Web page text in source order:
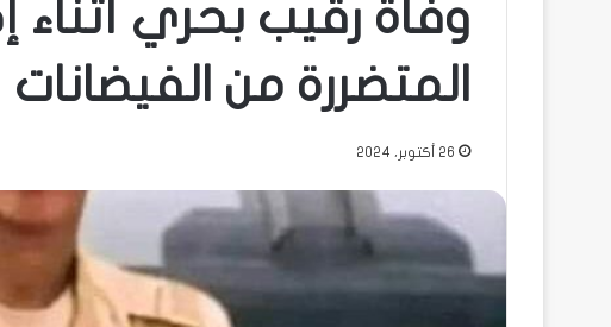
وفاة رقيب بحري أثناء
المتضررة من الفيضانات
26 أكتوبر، 2024